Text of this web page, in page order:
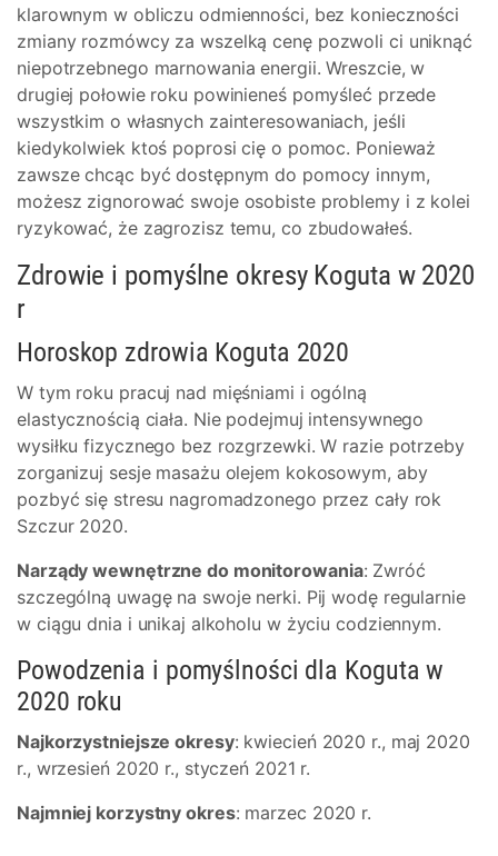
klarownym w obliczu odmienności, bez konieczności
zmiany rozmówcy za wszelką cenę pozwoli ci uniknąć
niepotrzebnego marnowania energii. Wreszcie, w
drugiej połowie roku powinieneś pomyśleć przede
wszystkim o własnych zainteresowaniach, jeśli
kiedykolwiek ktoś poprosi cię o pomoc. Ponieważ
zawsze chcąc być dostępnym do pomocy innym,
możesz zignorować swoje osobiste problemy i z kolei
ryzykować, że zagrozisz temu, co zbudowałeś.
Zdrowie i pomyślne okresy Koguta w 2020
r
Horoskop zdrowia Koguta 2020
W tym roku pracuj nad mięśniami i ogólną
elastycznością ciała. Nie podejmuj intensywnego
wysiłku fizycznego bez rozgrzewki. W razie potrzeby
zorganizuj sesje masażu olejem kokosowym, aby
pozbyć się stresu nagromadzonego przez cały rok
Szczur 2020.
Narządy wewnętrzne do monitorowania: Zwróć
szczególną uwagę na swoje nerki. Pij wodę regularnie
w ciągu dnia i unikaj alkoholu w życiu codziennym.
Powodzenia i pomyślności dla Koguta w
2020 roku
Najkorzystniejsze okresy: kwiecień 2020 r., maj 2020
r., wrzesień 2020 r., styczeń 2021 r.
Najmniej korzystny okres: marzec 2020 r.